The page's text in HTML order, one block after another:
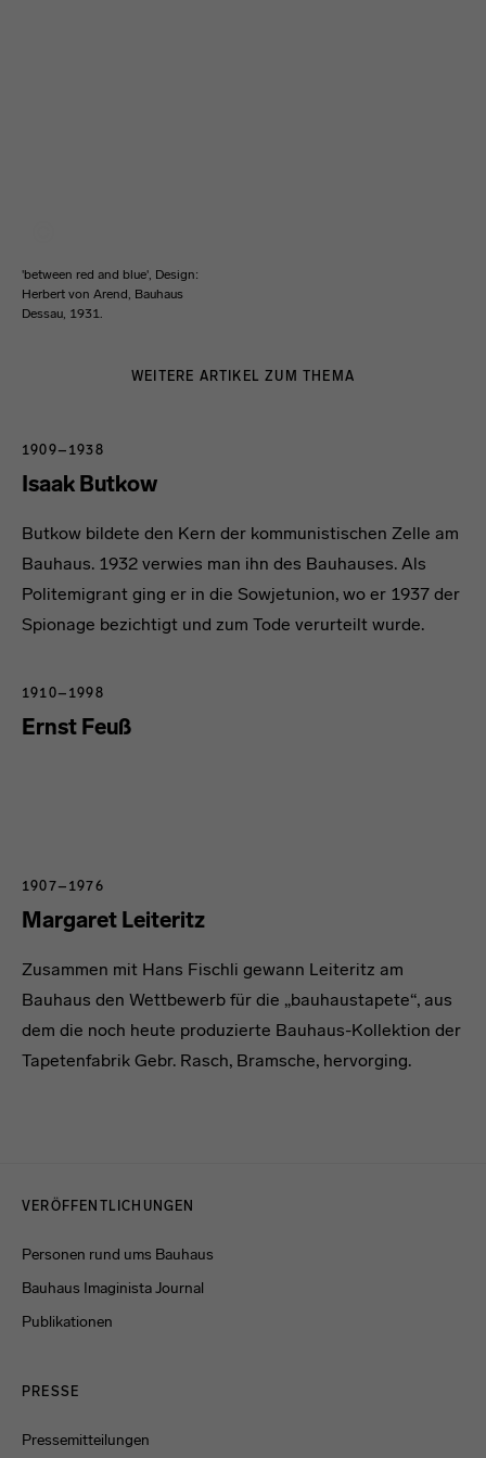
'between red and blue', Design:
Herbert von Arend, Bauhaus
Dessau, 1931.
WEITERE ARTIKEL ZUM THEMA
Isaak Butkow
1909–1938
Butkow bildete den Kern der kommunistischen Zelle am
Bauhaus. 1932 verwies man ihn des Bauhauses. Als
Politemigrant ging er in die Sowjetunion, wo er 1937 der
Spionage bezichtigt und zum Tode verurteilt wurde.
Ernst Feuß
1910–1998
Margaret Leiteritz
1907–1976
Zusammen mit Hans Fischli gewann Leiteritz am
Bauhaus den Wettbewerb für die „bauhaustapete“, aus
dem die noch heute produzierte Bauhaus-Kollektion der
Tapetenfabrik Gebr. Rasch, Bramsche, hervorging.
VERÖFFENTLICHUNGEN
Personen rund ums Bauhaus
Bauhaus Imaginista Journal
Publikationen
PRESSE
Pressemitteilungen